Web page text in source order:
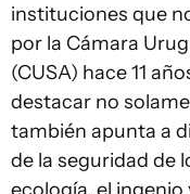
instituciones que
por la Cámara
(CUSA) hace 11
destacar no
también apunta a
de la seguridad de